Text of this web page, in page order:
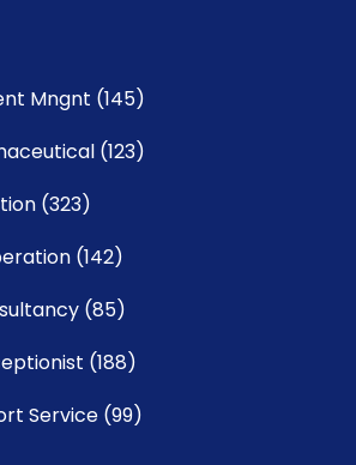
Mngnt (145)
(123)
(323)
(142)
(85)
(188)
Service (99)